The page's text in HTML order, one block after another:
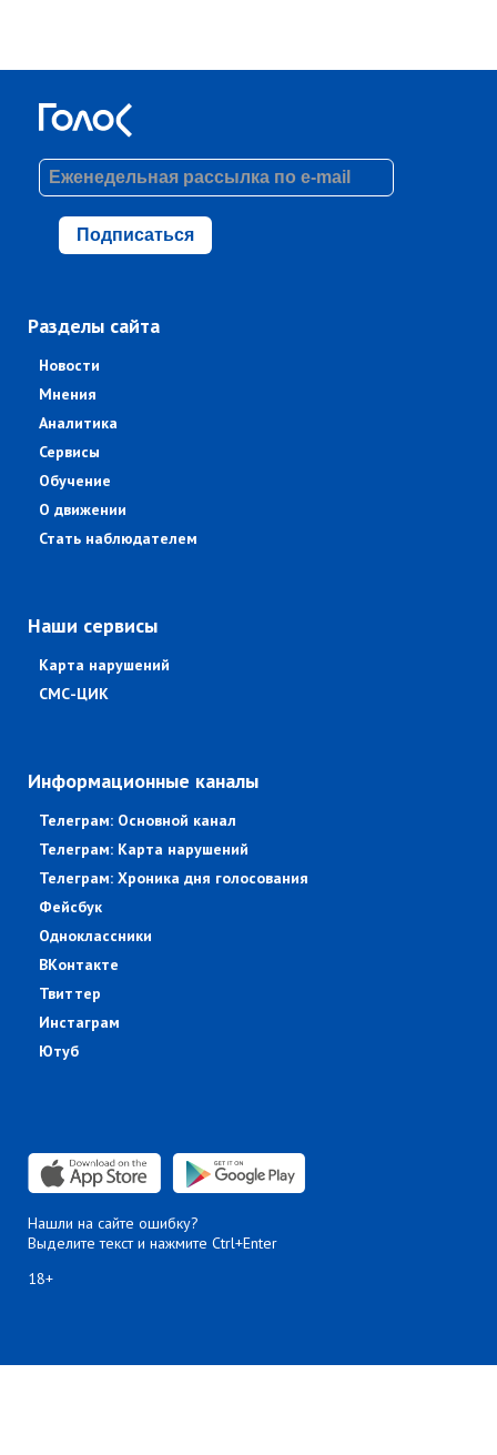
Подписаться
Разделы сайта
Новости
Мнения
Аналитика
Сервисы
Обучение
О движении
Стать наблюдателем
Наши сервисы
Карта нарушений
СМС-ЦИК
Информационные каналы
Телеграм: Основной канал
Телеграм: Карта нарушений
Телеграм: Хроника дня голосования
Фейсбук
Одноклассники
ВКонтакте
Твиттер
Инстаграм
Ютуб
Нашли на сайте ошибку?
Выделите текст и нажмите Ctrl+Enter
18+